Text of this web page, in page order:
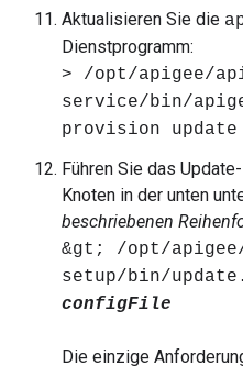
Aktualisieren Sie die
Dienstprogramm:
> /opt/apigee/
service/bin/
provision update
Führen Sie das
Knoten in der unten
beschriebenen
&gt; /opt/
setup/bin/
configFile
Die einzige